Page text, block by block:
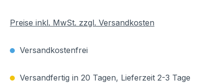
Preise inkl. MwSt. zzgl. Versandkosten
Versandkostenfrei
Versandfertig in 20 Tagen, Lieferzeit 2-3 Tage